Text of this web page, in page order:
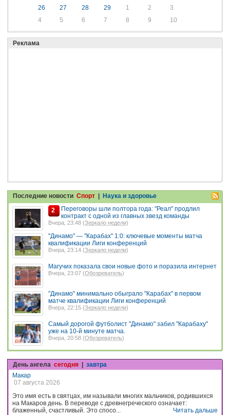
26
27 28 29 1 2
3
4
5 6 7 8 9 10
Реклама
Последние новости Спорт | Наука и здоровье
2
Переговоры шли полтора года: "Реал" продлил
контракт с одной из главных звезд команды
Вчера, 23:48 (Зеркало недели)
"Динамо" — "Карабах" 1:0: ключевые моменты матча
квалификации Лиги конференций
Вчера, 23:14 (Зеркало недели)
Магучих показала свои новые фото и поразила интернет
Вчера, 23:07 (Обозреватель)
"Динамо" минимально обыграло "Карабах" в первом
матче квалификации Лиги конференций
Вчера, 22:15 (Зеркало недели)
Самый дорогой футболист "Динамо" забил "Карабаху"
уже на 10-й минуте матча.
Вчера, 20:58 (Обозреватель)
День ангела сегодня
завтра
Макар
07 августа 2026
Это имя есть в святцах, им называли многих мальчиков, родившихся
на Макаров день. В переводе с древнегреческого означает:
блаженный, счастливый. Это спосо...
Читать дальше